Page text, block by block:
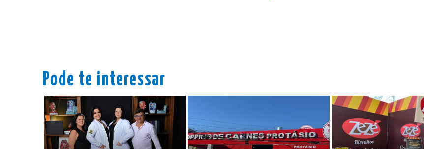
Pode te interessar